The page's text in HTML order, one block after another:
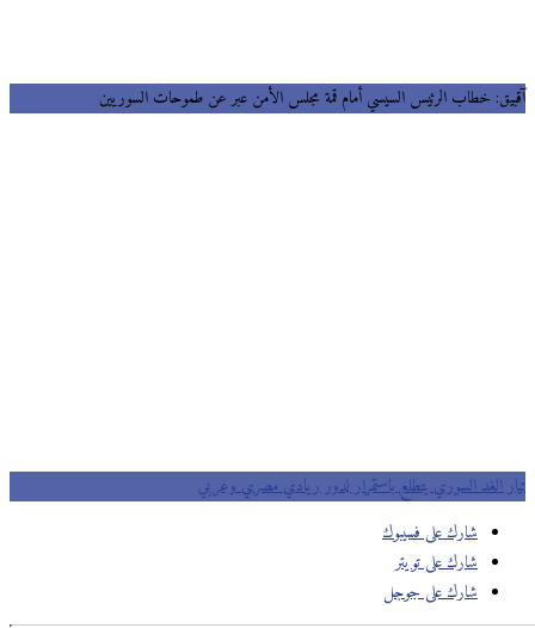
آقبيق: خطاب الرئيس السيسي أمام قمة مجلس الأمن عبر عن طموحات السوريين
تيار الغد السوري يتطلع باستمرار لدور ريادي مصري وعربي
شارك على فسيبوك
شارك على تويتر
شارك على جوجل